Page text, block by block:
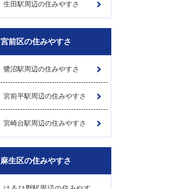
生田駅周辺の住みやすさ
宮前区の住みやすさ
鷺沼駅周辺の住みやすさ
宮前平駅周辺の住みやすさ
宮崎台駅周辺の住みやすさ
麻生区の住みやすさ